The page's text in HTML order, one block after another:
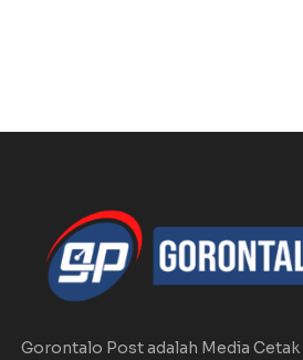
Gorontalo Post adalah Media